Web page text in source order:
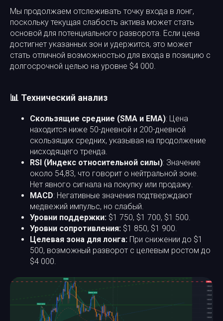
Мы продолжаем отслеживать точку входа в лонг,
поскольку текущая слабость актива может стать
основой для потенциального разворота. Если цена
достигнет указанных зон и удержится, это может
стать отличной возможностью для входа в позицию с
долгосрочной целью на уровне $4 000.
📊 Технический анализ
Скользящие средние (SMA и EMA): Цена
находится ниже 50-дневной и 200-дневной
скользящих средних, указывая на продолжение
нисходящего тренда.
RSI (Индекс относительной силы): Значение
около 54,83, что говорит о нейтральной зоне.
Нет явного сигнала на покупку или продажу.
MACD: Негативные значения подтверждают
медвежий импульс, но слабый.
Уровни поддержки: $1 750, $1 700, $1 500.
Уровни сопротивления: $1 850, $1 900.
Целевая зона для лонга: При снижении до $1
500, возможный разворот с целевым ростом до
$4 000.